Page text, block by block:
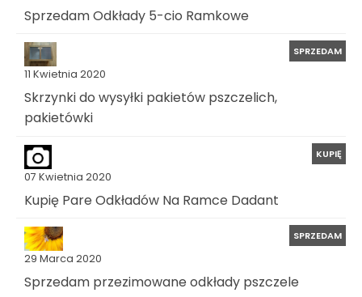
Sprzedam Odkłady 5-cio Ramkowe
11 Kwietnia 2020
SPRZEDAM
Skrzynki do wysyłki pakietów pszczelich,
pakietówki
07 Kwietnia 2020
KUPIĘ
Kupię Pare Odkładów Na Ramce Dadant
29 Marca 2020
SPRZEDAM
Sprzedam przezimowane odkłady pszczele